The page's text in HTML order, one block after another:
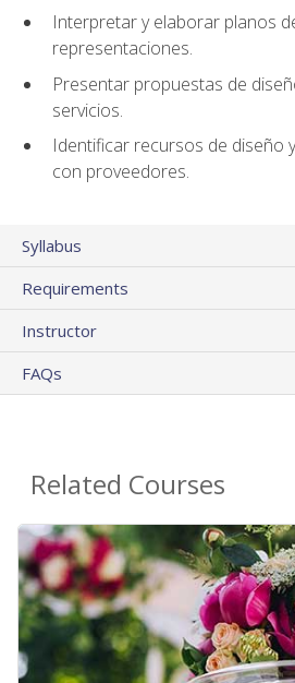
Interpretar y elaborar planos
representaciones.
Presentar propuestas de
servicios.
Identificar recursos de diseño
con proveedores.
Syllabus
Requirements
Instructor
FAQs
Related Courses